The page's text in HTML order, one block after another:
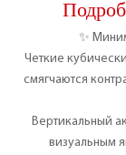
✨
Четкие
смягчаются
Вертикальный
визуальным